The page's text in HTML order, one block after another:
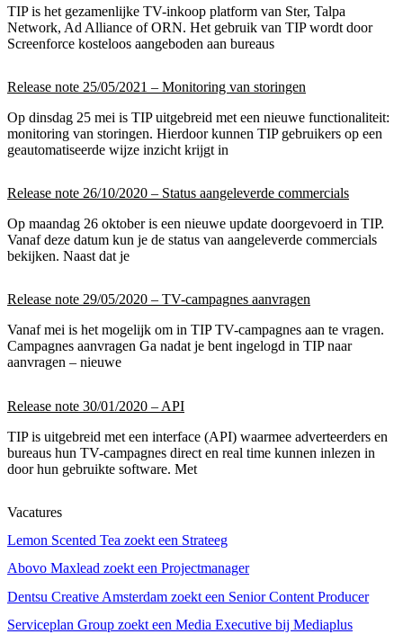
TIP is het gezamenlijke TV-inkoop platform van Ster, Talpa
Network, Ad Alliance of ORN. Het gebruik van TIP wordt door
Screenforce kosteloos aangeboden aan bureaus
Release note 25/05/2021 – Monitoring van storingen
Op dinsdag 25 mei is TIP uitgebreid met een nieuwe functionaliteit:
monitoring van storingen. Hierdoor kunnen TIP gebruikers op een
geautomatiseerde wijze inzicht krijgt in
Release note 26/10/2020 – Status aangeleverde commercials
Op maandag 26 oktober is een nieuwe update doorgevoerd in TIP.
Vanaf deze datum kun je de status van aangeleverde commercials
bekijken. Naast dat je
Release note 29/05/2020 – TV-campagnes aanvragen
Vanaf mei is het mogelijk om in TIP TV-campagnes aan te vragen.
Campagnes aanvragen Ga nadat je bent ingelogd in TIP naar
aanvragen – nieuwe
Release note 30/01/2020 – API
TIP is uitgebreid met een interface (API) waarmee adverteerders en
bureaus hun TV-campagnes direct en real time kunnen inlezen in
door hun gebruikte software. Met
Vacatures
Lemon Scented Tea zoekt een Strateeg
Abovo Maxlead zoekt een Projectmanager
Dentsu Creative Amsterdam zoekt een Senior Content Producer
Serviceplan Group zoekt een Media Executive bij Mediaplus